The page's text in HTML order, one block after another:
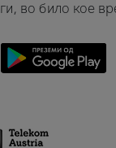
во било кое